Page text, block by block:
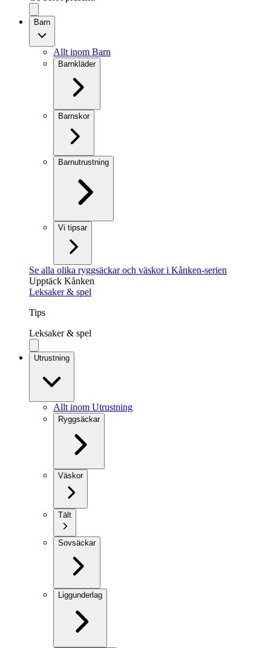
Barn
Allt inom Barn
Barnkläder
Barnskor
Barnutrustning
Vi tipsar
Se alla olika ryggsäckar och väskor i Kånken-serien
Upptäck Kånken
Leksaker & spel
Tips
Leksaker & spel
Utrustning
Allt inom Utrustning
Ryggsäckar
Väskor
Tält
Sovsäckar
Liggunderlag